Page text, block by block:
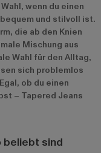
wenn du einen
und stilvoll ist.
die ab den Knien
Mischung aus
Wahl für den Alltag,
sich problemlos
ob du einen
– Tapered Jeans
beliebt sind